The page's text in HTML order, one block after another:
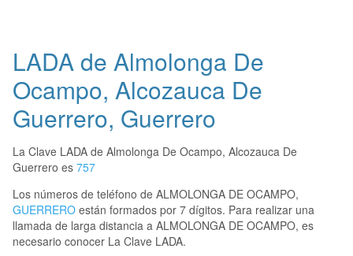
LADA de Almolonga De
Ocampo, Alcozauca De
Guerrero, Guerrero
La Clave LADA de Almolonga De Ocampo, Alcozauca De
Guerrero es 757
Los números de teléfono de ALMOLONGA DE OCAMPO,
GUERRERO están formados por 7 dígitos. Para realizar una
llamada de larga distancia a ALMOLONGA DE OCAMPO, es
necesario conocer La Clave LADA.